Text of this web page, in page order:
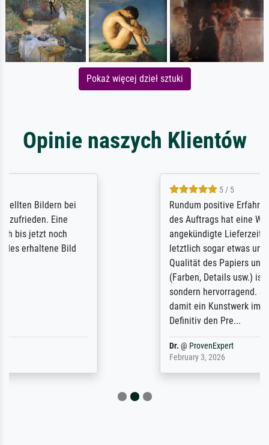
Pokaż więcej dzieł sztuki
Opinie naszych Klientów
Rundum positive Erfahrung. Die Ausführung
des Auftrags hat eine Weile gedauert, die
angekündigte Lieferzeit wurde aber
letztlich sogar etwas unterschritten. Die
Qualität des Papiers und des Drucks
(Farben, Details usw.) ist nicht nur gut,
sondern hervorragend. Selbst ein Druck ist
damit ein Kunstwerk im eigenen Sinne.